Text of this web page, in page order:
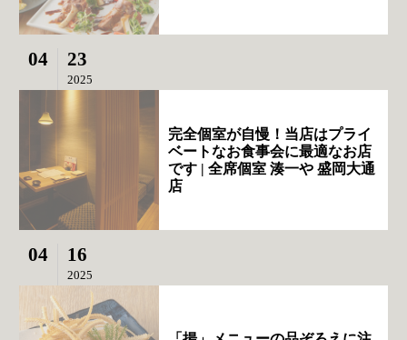
04 23
2025
完全個室が自慢！当店はプライ
ベートなお食事会に最適なお店
です | 全席個室 湊一や 盛岡大通
店
04 16
2025